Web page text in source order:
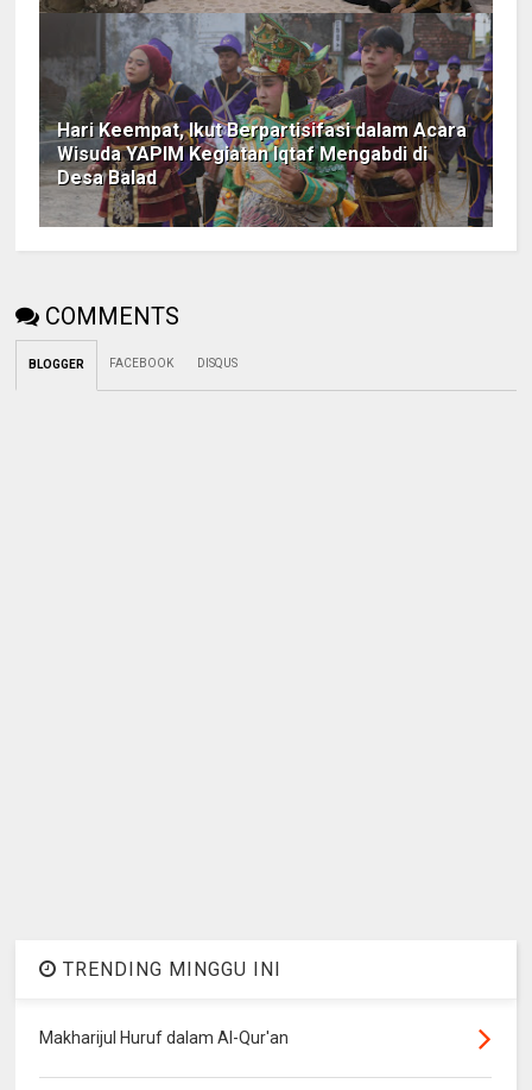
Hari Keempat, Ikut Berpartisifasi dalam Acara
Wisuda YAPIM Kegiatan Iqtaf Mengabdi di
Desa Balad
COMMENTS
BLOGGER FACEBOOK DISQUS
TRENDING MINGGU INI
Makharijul Huruf dalam Al-Qur'an